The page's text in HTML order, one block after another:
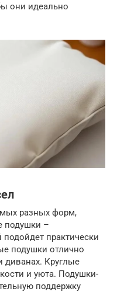
они идеально
разных форм,
подушки –
практически
подушки отлично
диванах. Круглые
и уюта. Подушки-
поддержку